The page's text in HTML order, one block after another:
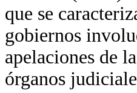
que se
gobiernos
apelaciones de
órganos